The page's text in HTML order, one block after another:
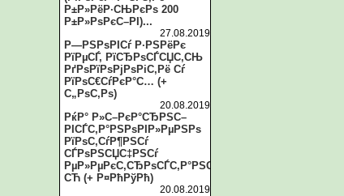
Р±Р»РёР·СЊРєРѕ 200
Р±Р»РѕРєС–РІ)...
27.08.2019
Р—РЅРѕРІСѓ Р·РЅРёРє
РїРµСЃ, РїСЂРѕСЃСЏС‚СЊ
РґРѕРїРѕРјРѕРіС‚Рё Сѓ
РїРѕС€СѓРєР°С… (+
С„РѕС‚Рѕ)
20.08.2019
РќР° Р»С–РєР°СЂРЅС–
РІСЃС‚Р°РЅРѕРІР»РµРЅРѕ
РїРѕС‚СѓР¶РЅСѓ
СЃРѕРЅСЏС‡РЅСѓ
РµР»РµРєС‚СЂРѕСЃС‚Р°РЅС†С–
СЋ (+ Р¤РћРўРћ)
20.08.2019